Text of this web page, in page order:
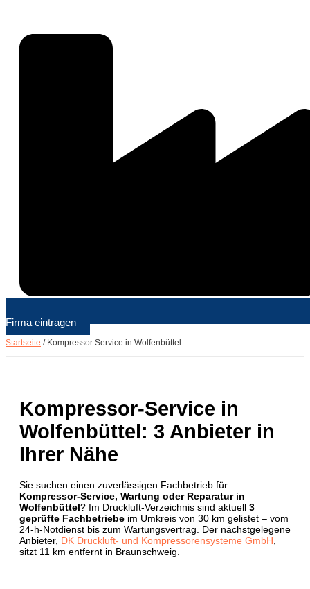
Firma eintragen
Startseite / Kompressor Service in Wolfenbüttel
Kompressor-Service in
Wolfenbüttel: 3 Anbieter in
Ihrer Nähe
Sie suchen einen zuverlässigen Fachbetrieb für
Kompressor-Service, Wartung oder Reparatur in
Wolfenbüttel? Im Druckluft-Verzeichnis sind aktuell 3
geprüfte Fachbetriebe im Umkreis von 30 km gelistet – vom
24-h-Notdienst bis zum Wartungsvertrag. Der nächstgelegene
Anbieter, DK Druckluft- und Kompressorensysteme GmbH
sitzt 11 km entfernt in Braunschweig.